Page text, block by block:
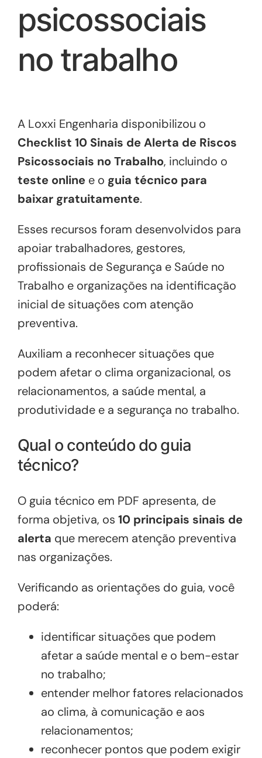
psicossociais
no trabalho
A Loxxi Engenharia disponibilizou o
Checklist 10 Sinais de Alerta de Riscos
Psicossociais no Trabalho, incluindo o
teste onlinee o guia técnico para
baixar gratuitamente.
Esses recursos foram desenvolvidos para
apoiar trabalhadores, gestores,
profissionais de Segurança e Saúde no
Trabalho e organizações na identificação
inicial de situações com atenção
preventiva.
Auxiliam a reconhecer situações que
podem afetar o clima organizacional, os
relacionamentos, a saúde mental, a
produtividade e a segurança no trabalho.
Qual o conteúdo do guia
técnico?
O guia técnico em PDF apresenta, de
forma objetiva, os 10 principais sinais de
alerta que merecem atenção preventiva
nas organizações.
Verificando as orientações do guia, você
poderá:
identificar situações que podem
afetar a saúde mental e o bem-estar
no trabalho;
entender melhor fatores relacionados
ao clima, à comunicação e aos
relacionamentos;
reconhecer pontos que podem exigir